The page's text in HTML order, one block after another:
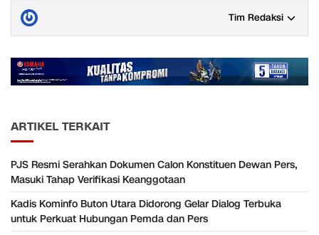
Tim Redaksi
ARTIKEL TERKAIT
PJS Resmi Serahkan Dokumen Calon Konstituen Dewan Pers,
Masuki Tahap Verifikasi Keanggotaan
Kadis Kominfo Buton Utara Didorong Gelar Dialog Terbuka
untuk Perkuat Hubungan Pemda dan Pers